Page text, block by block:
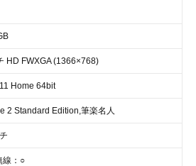
HD FWXGA (1366×768)
Home 64bit
2 Standard Edition,筆楽名人
線：○